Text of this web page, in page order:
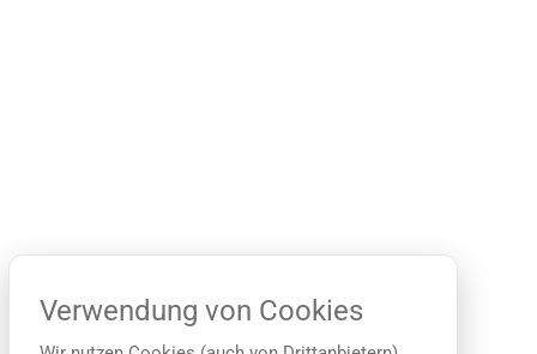
Verwendung von Cookies